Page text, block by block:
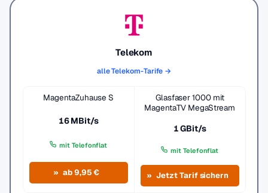
Telekom
alle Telekom-Tarife →
MagentaZuhause S
16 MBit/s
mit Telefonflat
ab 9,95 €
Glasfaser 1000 mit
MagentaTV MegaStream
1 GBit/s
mit Telefonflat
Jetzt Tarif sichern